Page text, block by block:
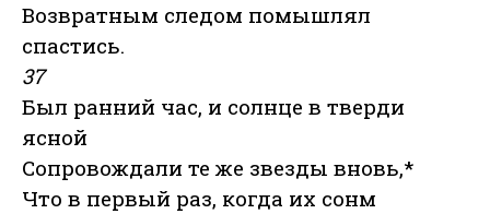
Возвратным следом помышлял
спастись.
37
Был ранний час, и солнце в тверди
ясной
Сопровождали те же звезды вновь,*
Что в первый раз, когда их сонм